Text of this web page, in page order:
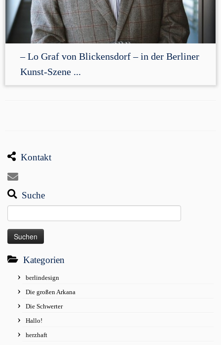
– Lo Graf von Blickensdorf – in der Berliner
Kunst-Szene ...
Kontakt
Suche
nach:
Kategorien
berlindesign
Die großen Arkana
Die Schwerter
Hallo!
herzhaft